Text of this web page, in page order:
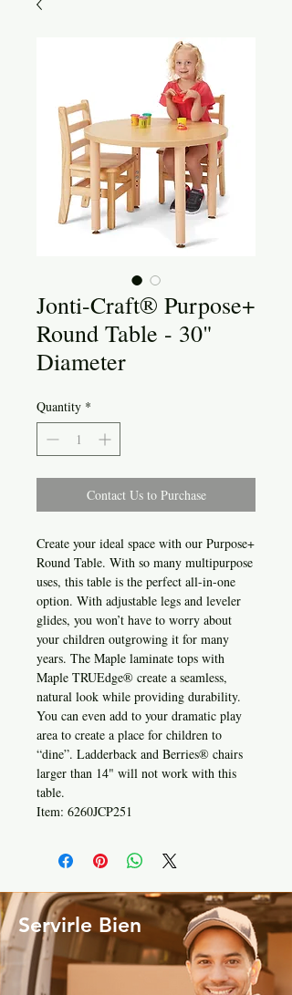
Jonti-Craft® Purpose+
Round Table - 30"
Diameter
Quantity *
Contact Us to Purchase
Create your ideal space with our Purpose+
Round Table. With so many multipurpose
uses, this table is the perfect all-in-one
option. With adjustable legs and leveler
glides, you won’t have to worry about
your children outgrowing it for many
years. The Maple laminate tops with
Maple TRUEdge® create a seamless,
natural look while providing durability.
You can even add to your dramatic play
area to create a place for children to
“dine”. Ladderback and Berries® chairs
larger than 14" will not work with this
table.
Item: 6260JCP251
Servirle Bien